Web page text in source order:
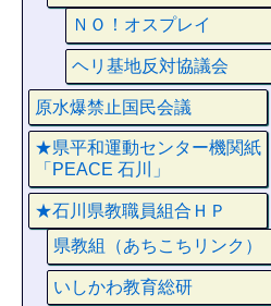
ＮＯ！オスプレイ
ヘリ基地反対協議会
原水爆禁止国民会議
★県平和運動センター機関紙
「PEACE 石川」
★石川県教職員組合ＨＰ
県教組（あちこちリンク）
いしかわ教育総研